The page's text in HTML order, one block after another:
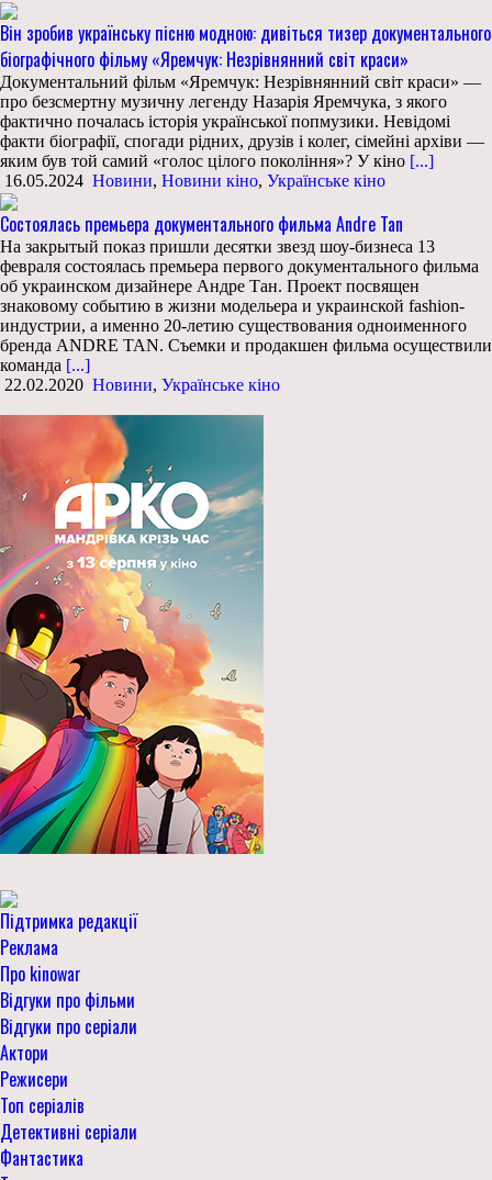
Він зробив українську пісню модною: дивіться тизер документального
біографічного фільму «Яремчук: Незрівнянний світ краси»
Документальний фільм «Яремчук: Незрівнянний світ краси» —
про безсмертну музичну легенду Назарія Яремчука, з якого
фактично почалась історія української попмузики. Невідомі
факти біографії, спогади рідних, друзів і колег, сімейні архіви —
яким був той самий «голос цілого покоління»? У кіно [...]
16.05.2024 Новини, Новини кіно, Українське кіно
Состоялась премьера документального фильма Andre Tan
На закрытый показ пришли десятки звезд шоу-бизнеса 13
февраля состоялась премьера первого документального фильма
об украинском дизайнере Андре Тан. Проект посвящен
знаковому событию в жизни модельера и украинской fashion-
индустрии, а именно 20-летию существования одноименного
бренда ANDRE TAN. Съемки и продакшен фильма осуществили
команда [...]
22.02.2020 Новини, Українське кіно
Підтримка редакції
Реклама
Про kinowar
Відгуки про фільми
Відгуки про серіали
Актори
Режисери
Топ серіалів
Детективні серіали
Фантастика